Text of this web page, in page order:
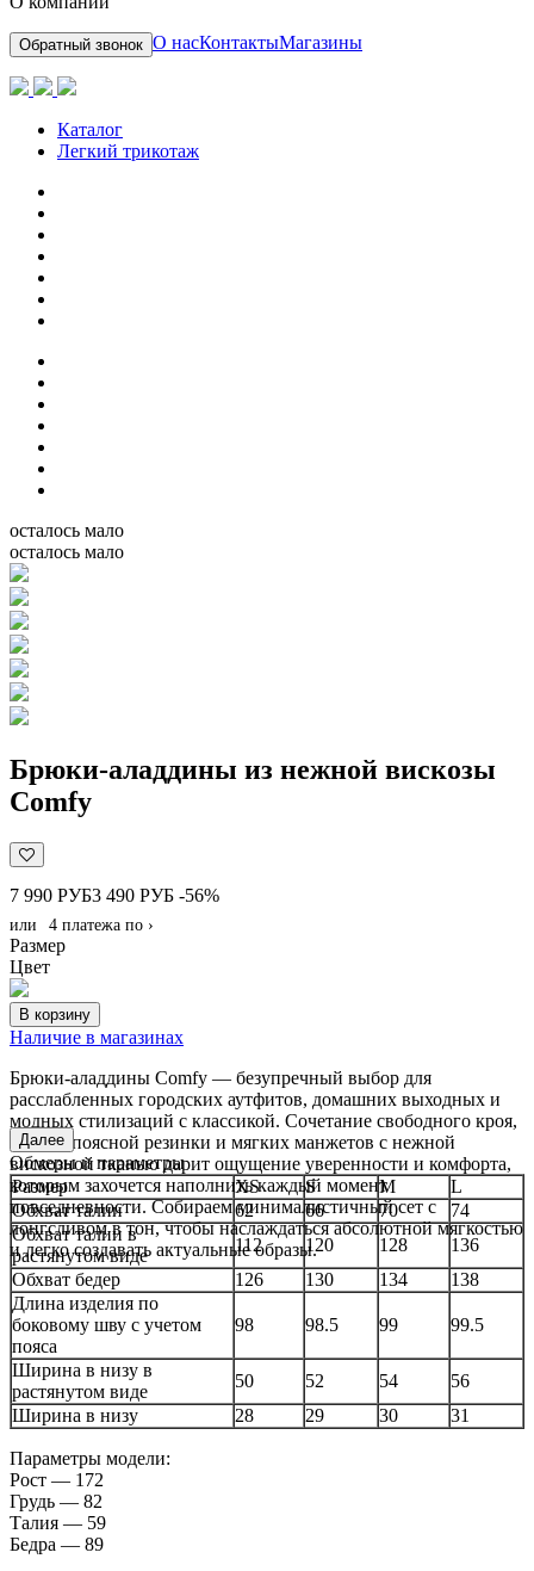
Обратный звонок О насКонтактыМагазины
Каталог
Легкий трикотаж
осталось мало
осталось мало
Брюки-аладдины из нежной вискозы
Comfy
7 990 РУБ3 490 РУБ -56%
или 4 платежа по ›
Размер
Цвет
В корзину
Наличие в магазинах
Брюки-аладдины Comfy — безупречный выбор для
расслабленных городских аутфитов, домашних выходных и
модных стилизаций с классикой. Сочетание свободного кроя,
тонкой поясной резинки и мягких манжетов с нежной
вискозной тканью дарит ощущение уверенности и комфорта,
которым захочется наполнить каждый момент
повседневности. Собираем минималистичный сет с
лонгсливом в тон, чтобы наслаждаться абсолютной мягкостью
и легко создавать актуальные образы.
Далее
Обмеры и параметры
Размер
XS S M
L
Обхват талии
62 66 70
74
Обхват талии в
растянутом виде
112 120 128
136
Обхват бедер
126 130 134
138
Длина изделия по
боковому шву с учетом
пояса
98 98.5 99 99.5
Ширина в низу в
растянутом виде
50 52 54
56
Ширина в низу
28 29 30 31
Параметры модели:
Рост — 172
Грудь — 82
Талия — 59
Бедра — 89